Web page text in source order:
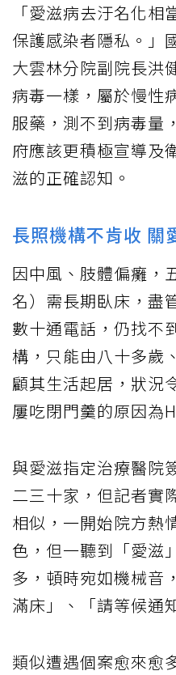
「愛滋病去汙名化
保護感染者隱私。」
大雲林分院副院長洪
病毒一樣，屬於慢性
服藥，測不到病毒量
府應該更積極宣導及
滋的正確認知。
長照機構不肯收 關
因中風、肢體偏癱，
名）需長期臥床，盡
數十通電話，仍找不
構，只能由八十多歲
顧其生活起居，狀況
屢吃閉門羹的原因為
與愛滋指定治療醫院
二三十家，但記者實
相似，一開始院方熱
色，但一聽到「愛滋
多，頓時宛如機械音
滿床」、「請等候通
類似遭遇個案愈來愈